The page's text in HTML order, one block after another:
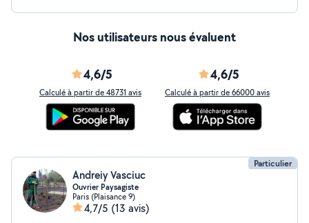
Nos utilisateurs nous évaluent
4,6/5
Calculé à partir de 48731 avis
4,6/5
Calculé à partir de 66000 avis
Particulier
Andreiy Vasciuc
Ouvrier Paysagiste
Paris (Plaisance 9)
4,7/5 (13 avis)